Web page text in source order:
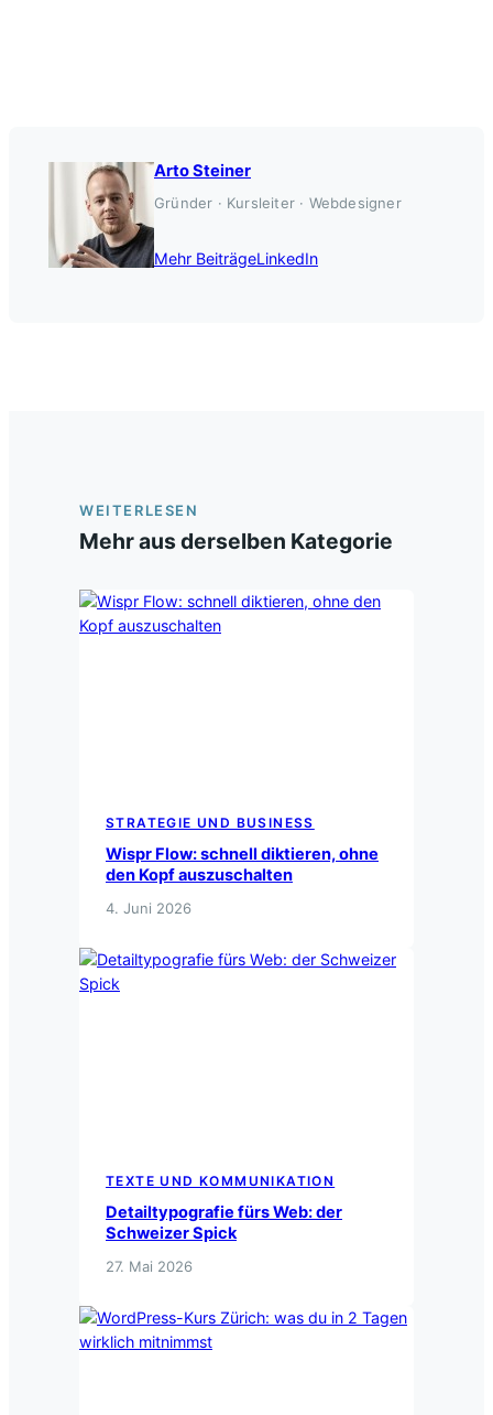
Arto Steiner
Gründer · Kursleiter · Webdesigner
Mehr BeiträgeLinkedIn
WEITERLESEN
Mehr aus derselben Kategorie
STRATEGIE UND BUSINESS
Wispr Flow: schnell diktieren, ohne
den Kopf auszuschalten
4. Juni 2026
TEXTE UND KOMMUNIKATION
Detailtypografie fürs Web: der
Schweizer Spick
27. Mai 2026